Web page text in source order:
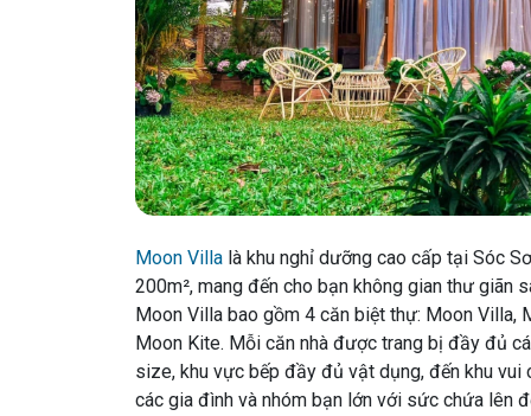
Moon Villa là khu nghỉ dưỡng cao cấp tại Sóc
200m², mang đến cho bạn không gian thư giãn
Moon Villa bao gồm 4 căn biệt thự: Moon Villa,
Moon Kite. Mỗi căn nhà được trang bị đầy đủ
size, khu vực bếp đầy đủ vật dụng, đến khu vui
các gia đình và nhóm bạn lớn với sức chứa lên